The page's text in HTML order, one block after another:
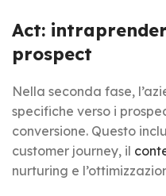
Act:
prospect
Nella seconda fase,
specifiche verso i
conversione. Questo
customer journey, il
nurturing e